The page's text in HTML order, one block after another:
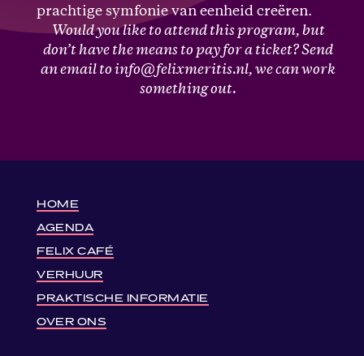
prachtige symfonie van eenheid creëren.
Would you like to attend this program, but
don’t have the means to pay for a ticket? Send
an email to info@felixmeritis.nl, we can work
something out.
HOME
AGENDA
FELIX CAFÉ
VERHUUR
PRAKTISCHE INFORMATIE
OVER ONS